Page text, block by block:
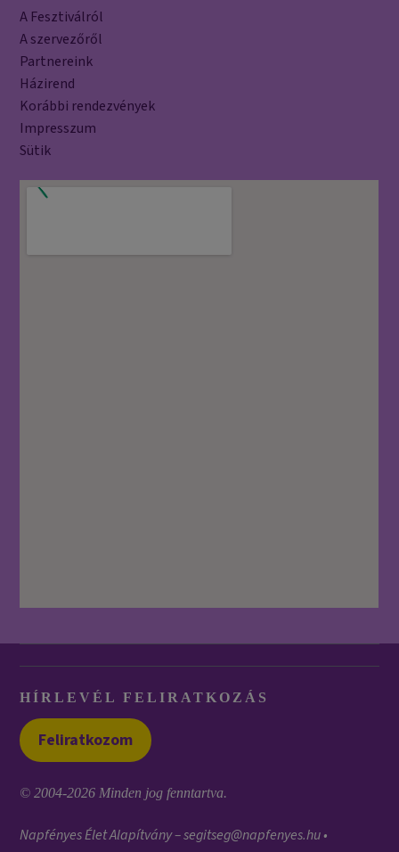
A Fesztiválról
A szervezőről
Partnereink
Házirend
Korábbi rendezvények
Impresszum
Sütik
HÍRLEVÉL FELIRATKOZÁS
Feliratkozom
© 2004-2026 Minden jog fenntartva.
Napfényes Élet Alapítvány –segitseg@napfenyes.hu•